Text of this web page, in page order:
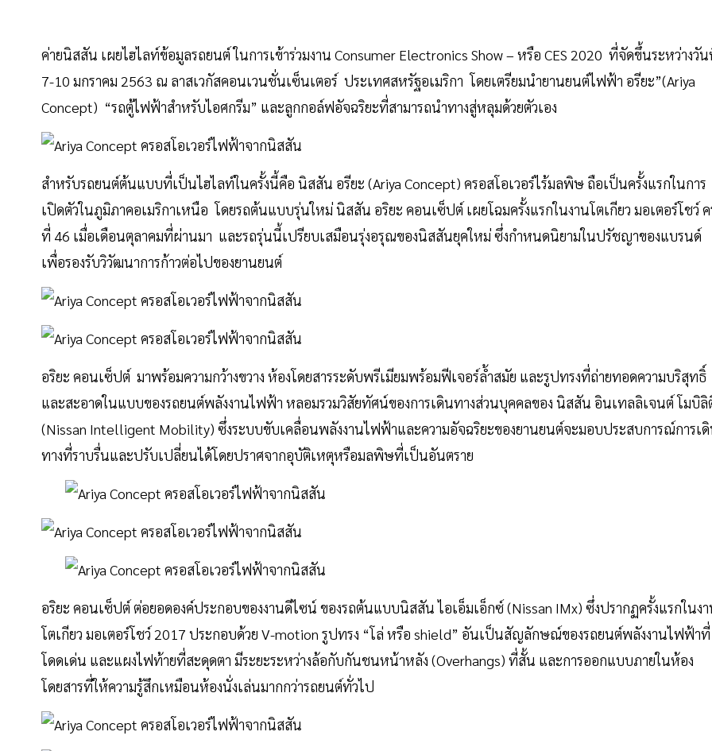
ค่ายนิสสัน เผยไฮไลท์ข้อมูลรถยนต์ ในการเข้าร่วมงาน Consumer Electronics Show – หรือ CES 2020 ที่จัดขึ้นระหว่างวั
7-10 มกราคม 2563 ณ ลาสเวกัสคอนเวนชั่นเซ็นเตอร์ ประเทศสหรัฐอเมริกา โดยเตรียมนำยานยนต์ไฟฟ้า อรียะ”(Ariya
Concept) “รถตู้ไฟฟ้าสำหรับไอศกรีม” และลูกกอล์ฟอัจฉริยะที่สามารถนำทางสู่หลุมด้วยตัวเอง
สำหรับรถยนต์ต้นแบบที่เป็นไฮไลท์ในครั้งนี้คือ นิสสัน อรียะ (Ariya Concept) ครอสโอเวอร์ไร้มลพิษ ถือเป็นครั้งแรกในการ
เปิดตัวในภูมิภาคอเมริกาเหนือ โดยรถต้นแบบรุ่นใหม่ นิสสัน อริยะ คอนเซ็ปต์ เผยโฉมครั้งแรกในงานโตเกียว มอเตอร์โชว์ ค
ที่ 46 เมื่อเดือนตุลาคมที่ผ่านมา และรถรุ่นนี้เปรียบเสมือนรุ่งอรุณของนิสสันยุคใหม่ ซึ่งกำหนดนิยามในปรัชญาของแบรนด์
เพื่อรองรับวิวัฒนาการก้าวต่อไปของยานยนต์
อริยะ คอนเซ็ปต์ มาพร้อมความกว้างขวาง ห้องโดยสารระดับพรีเมียมพร้อมฟีเจอร์ล้ำสมัย และรูปทรงที่ถ่ายทอดความบริสุทธิ์
และสะอาดในแบบของรถยนต์พลังงานไฟฟ้า หลอมรวมวิสัยทัศน์ของการเดินทางส่วนบุคคลของ นิสสัน อินเทลลิเจนต์ โมบิลิ
(Nissan Intelligent Mobility) ซึ่งระบบขับเคลื่อนพลังงานไฟฟ้าและความอัจฉริยะของยานยนต์จะมอบประสบการณ์การเ
ทางที่ราบรื่นและปรับเปลี่ยนได้โดยปราศจากอุบัติเหตุหรือมลพิษที่เป็นอันตราย
อริยะ คอนเซ็ปต์ ต่อยอดองค์ประกอบของงานดีไซน์ ของรถต้นแบบนิสสัน ไอเอ็มเอ็กซ์ (Nissan IMx) ซึ่งปรากฏครั้งแรกในง
โตเกียว มอเตอร์โชว์ 2017 ประกอบด้วย V-motion รูปทรง “โล่ หรือ shield” อันเป็นสัญลักษณ์ของรถยนต์พลังงานไฟฟ้าที่
โดดเด่น และแผงไฟท้ายที่สะดุดตา มีระยะระหว่างล้อกับกันชนหน้าหลัง (Overhangs) ที่สั้น และการออกแบบภายในห้อง
โดยสารที่ให้ความรู้สึกเหมือนห้องนั่งเล่นมากกว่ารถยนต์ทั่วไป